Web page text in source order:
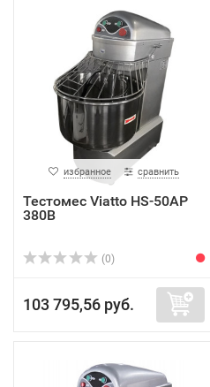
избранное сравнить
Тестомес Viatto HS-50AP
380В
(0)
103 795,56 руб.